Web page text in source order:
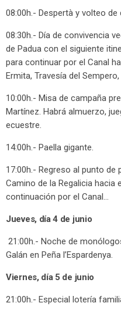
08:00h.- Despertà y volteo de
08:30h.- Día de convivencia
de Padua con el siguiente
para continuar por el Canal
Ermita, Travesía del
10:00h.- Misa de campaña
Martínez. Habrá almuerzo,
ecuestre.
14:00h.- Paella gigante.
17:00h.- Regreso al punto de
Camino de la Regalicia hacia
continuación por el Canal…
Jueves, día 4 de junio
21:00h.- Noche de
Galán en Peña l’Espardenya.
Viernes, día 5 de junio
21:00h.- Especial lotería